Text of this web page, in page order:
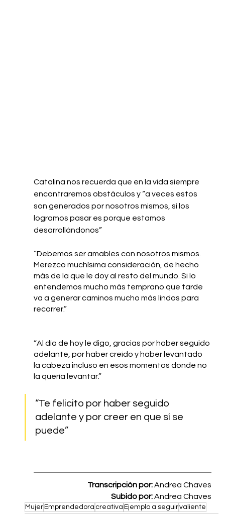
Catalina nos recuerda que en la vida siempre
encontraremos obstáculos y “a veces estos
son generados por nosotros mismos, si los
logramos pasar es porque estamos
desarrollándonos”
“Debemos ser amables con nosotros mismos.
Merezco muchísima consideración, de hecho
más de la que le doy al resto del mundo. Si lo
entendemos mucho más temprano que tarde
va a generar caminos mucho más lindos para
recorrer.”
“Al día de hoy le digo, gracias por haber seguido
adelante, por haber creído y haber levantado
la cabeza incluso en esos momentos donde no
la quería levantar.”
“Te felicito por haber seguido
adelante y por creer en que sí se
puede”
Transcripción por: Andrea Chaves
Subido por: Andrea Chaves
Mujer Emprendedora creativa Ejemplo a seguirvaliente